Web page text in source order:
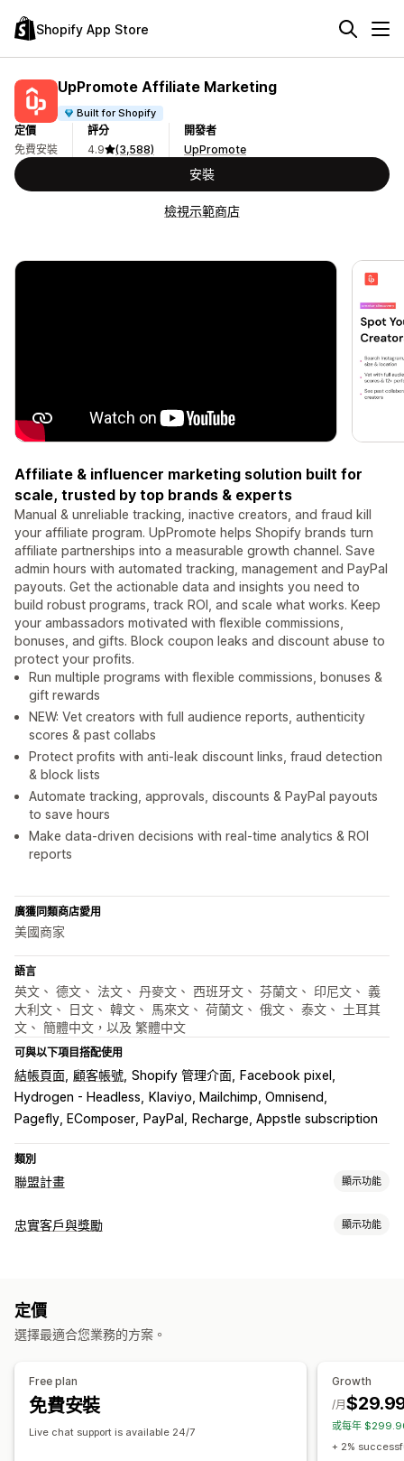
Shopify App Store
UpPromote Affiliate Marketing
Built for Shopify
定價
免費安裝
評分
4.9
(3,588)
開發者
UpPromote
安裝
檢視示範商店
Affiliate & influencer marketing solution built for
scale, trusted by top brands & experts
Manual & unreliable tracking, inactive creators, and fraud kill
your affiliate program. UpPromote helps Shopify brands turn
affiliate partnerships into a measurable growth channel. Save
admin hours with automated tracking, management and PayPal
payouts. Get the actionable data and insights you need to
build robust programs, track ROI, and scale what works. Keep
your ambassadors motivated with flexible commissions,
bonuses, and gifts. Block coupon leaks and discount abuse to
protect your profits.
Run multiple programs with flexible commissions, bonuses &
gift rewards
NEW: Vet creators with full audience reports, authenticity
scores & past collabs
Protect profits with anti-leak discount links, fraud detection
& block lists
Automate tracking, approvals, discounts & PayPal payouts
to save hours
Make data-driven decisions with real-time analytics & ROI
reports
廣獲同類商店愛用
美國商家
語言
英文、 德文、 法文、 丹麥文、 西班牙文、 芬蘭文、 印尼文、 義
大利文、 日文、 韓文、 馬來文、 荷蘭文、 俄文、 泰文、 土耳其
文、 簡體中文，以及 繁體中文
可與以下項目搭配使用
結帳頁面 顧客帳號 Shopify 管理介面
Facebook pixel
Hydrogen - Headless
Klaviyo, Mailchimp, Omnisend
Pagefly, EComposer
PayPal Recharge, Appstle subscription
類別
聯盟計畫 顯示功能
佣金選項
轉介管理
成就追蹤 聯盟連結 分析
詐騙防護
聯盟夥伴體驗
自訂控制面板 自訂註冊 品牌入口網站
忠實客戶與獎勵 顯示功能
定價
選擇最適合您業務的方案。
Free plan
免費安裝
Live chat support is available 24/7
Growth
/月
或每年
+ 2%